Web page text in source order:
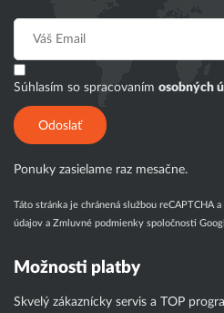
Súhlasím so spracovaním osobných
Odoslať
Ponuky zasielame raz mesačne.
Táto stránka je chránená službou reCAPTCHA
údajov a Zmluvné podmienky spoločnosti
Možnosti platby
Skvelý zákaznícky servis a TOP